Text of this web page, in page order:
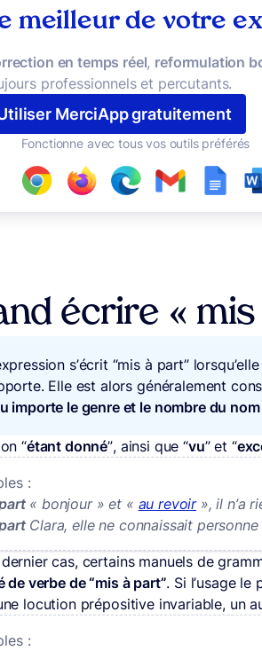
meilleur de votre
en temps réel, reformulation
professionnels et percutants.
MerciApp gratuitement
Fonctionne avec tous vos outils préférés
écrire « mis
s’écrit “mis à part”
Elle est alors généralement
importe le genre et le nombre du
“étant donné”, ainsi que “vu” et “
:
« bonjour » et « au revoir», il n’a
Clara, elle ne connaissait
cas, certains manuels de
de verbe de “mis à part”. Si l’usage
locution prépositive invariable, un
: